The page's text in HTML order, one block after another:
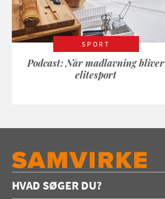
SPORT
Podcast: Når madlavning bliver
elitesport
HVAD SØGER DU?